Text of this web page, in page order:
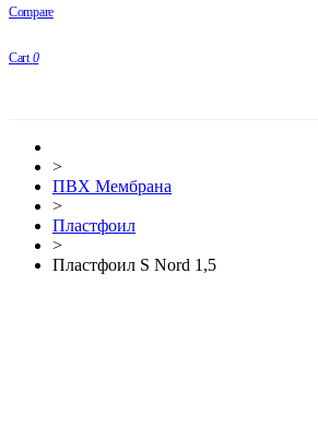
Compare
Cart 0
>
ПВХ Мембрана
>
Плaстфoил
>
Пластфoил S Nord 1,5